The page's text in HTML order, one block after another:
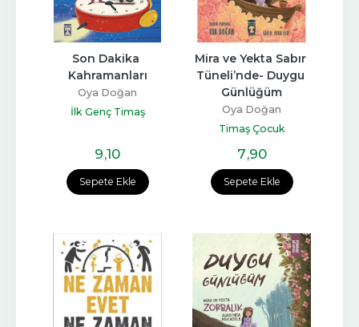
Sepete Ekle
Son Dakika
Kahramanları
Oya Doğan
İlk Genç Timaş
9,10
Sepete Ekle
Mira ve Yekta Sabır
Tüneli’nde- Duygu
Günlüğüm
Oya Doğan
Timaş Çocuk
7,90